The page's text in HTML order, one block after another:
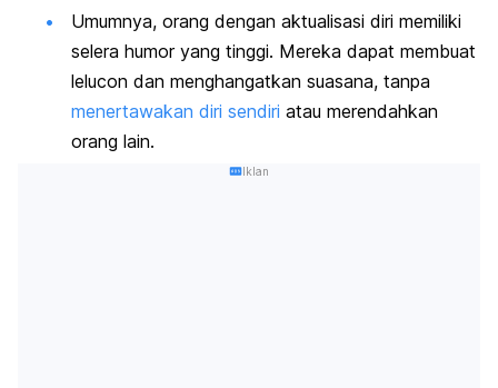
Umumnya, orang dengan aktualisasi diri memiliki
selera humor yang tinggi. Mereka dapat membuat
lelucon dan menghangatkan suasana, tanpa
menertawakan diri sendiri atau merendahkan
orang lain.
Iklan